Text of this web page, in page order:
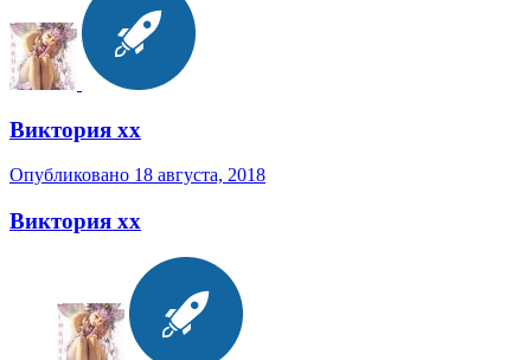
Виктория хх
Опубликовано 18 августа, 2018
Виктория хх